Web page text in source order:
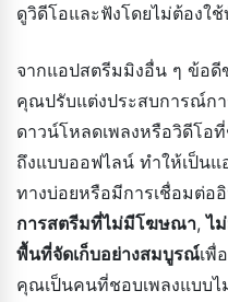
ดูวิดีโอและฟังโดยไม่ต้องใ
จากแอปสตรีมมิงอื่น ๆ ข้อดี
คุณปรับแต่งประสบการณ์ก
ดาวน์โหลดเพลงหรือวิดีโอ
ถึงแบบออฟไลน์ ทำให้เป็น
ทางบ่อยหรือมีการเชื่อมต่อ
การสตรีมที่ไม่มีโฆษณา,ไ
พื้นที่จัดเก็บอย่างสมบูรณ์เพื่
คุณเป็นคนที่ชอบเพลงแบบ